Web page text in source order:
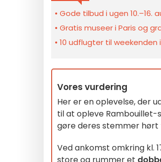
Gode tilbud i ugen 10.–16.
Gratis museer i Paris og
10 udflugter til weekenden
Vores vurdering
Her er en oplevelse, der
til at opleve
gøre deres stemmer
Ved ankomst omkring kl.